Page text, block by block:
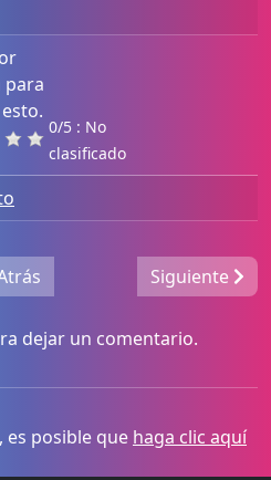
para
0/5 : No
clasificado
Siguiente
dejar un comentario.
es posible que haga clic aquí